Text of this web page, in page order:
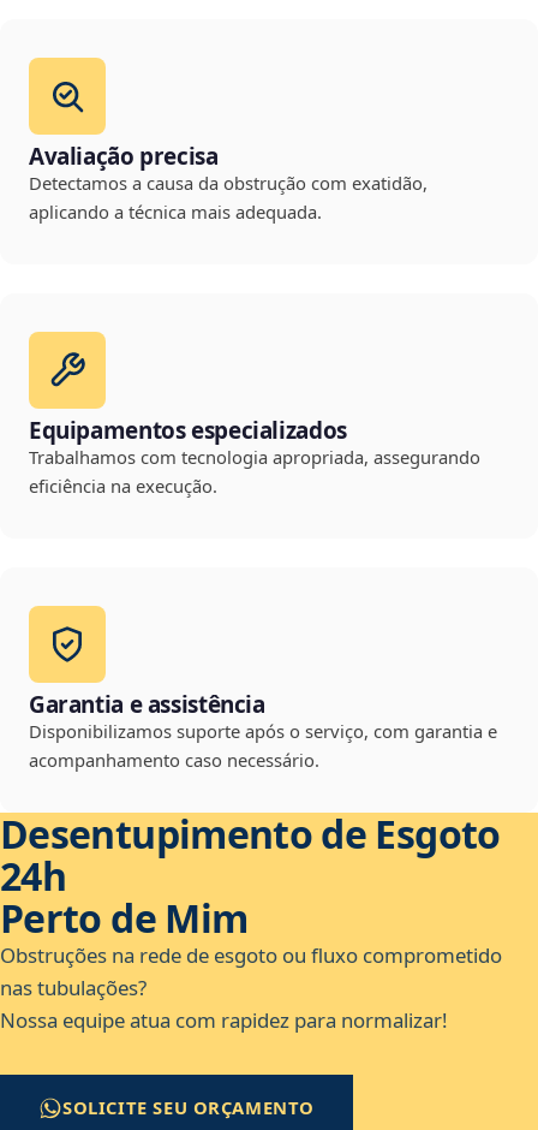
Avaliação precisa
Detectamos a causa da obstrução com exatidão,
aplicando a técnica mais adequada.
Equipamentos especializados
Trabalhamos com tecnologia apropriada, assegurando
eficiência na execução.
Garantia e assistência
Disponibilizamos suporte após o serviço, com garantia e
acompanhamento caso necessário.
Desentupimento de Esgoto
24h
Perto de Mim
Obstruções na rede de esgoto ou fluxo comprometido
nas tubulações?
Nossa equipe atua com rapidez para normalizar!
SOLICITE SEU ORÇAMENTO